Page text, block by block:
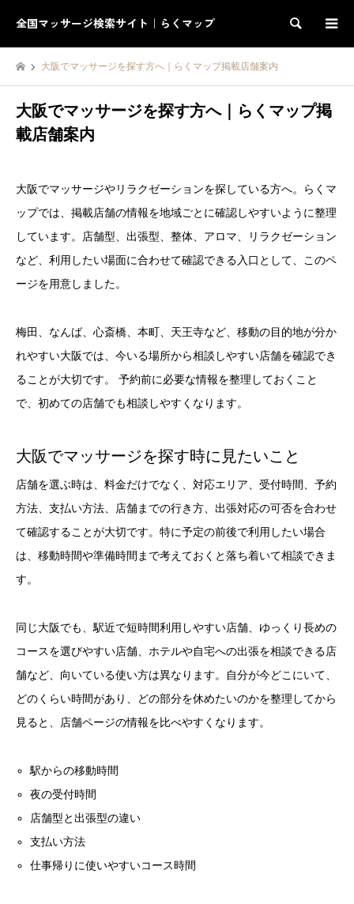
全国マッサージ検索サイト｜らくマップ 検索
大阪でマッサージを探す方へ｜らくマップ掲載店舗案内
大阪でマッサージを探す方へ｜らくマップ掲
載店舗案内
大阪でマッサージやリラクゼーションを探している方へ。らくマ
ップでは、掲載店舗の情報を地域ごとに確認しやすいように整理
しています。店舗型、出張型、整体、アロマ、リラクゼーション
など、利用したい場面に合わせて確認できる入口として、このペ
ージを用意しました。
梅田、なんば、心斎橋、本町、天王寺など、移動の目的地が分か
れやすい大阪では、今いる場所から相談しやすい店舗を確認でき
ることが大切です。 予約前に必要な情報を整理しておくこと
で、初めての店舗でも相談しやすくなります。
大阪でマッサージを探す時に見たいこと
店舗を選ぶ時は、料金だけでなく、対応エリア、受付時間、予約
方法、支払い方法、店舗までの行き方、出張対応の可否を合わせ
て確認することが大切です。特に予定の前後で利用したい場合
は、移動時間や準備時間まで考えておくと落ち着いて相談できま
す。
同じ大阪でも、駅近で短時間利用しやすい店舗、ゆっくり長めの
コースを選びやすい店舗、ホテルや自宅への出張を相談できる店
舗など、向いている使い方は異なります。自分が今どこにいて、
どのくらい時間があり、どの部分を休めたいのかを整理してから
見ると、店舗ページの情報を比べやすくなります。
駅からの移動時間
夜の受付時間
店舗型と出張型の違い
支払い方法
仕事帰りに使いやすいコース時間